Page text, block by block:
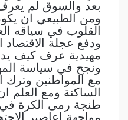
بعد والسوق لم
ومن الطبيعي ان
القلوب في سياقه
ودفع عجلة الاقتصاد
مهيدية عرف كيف
ونجح في سياسة
مع المواطنين وترك
الساكنة ومع العلم
طنجة رمى الكرة
مواجهة اعاصير